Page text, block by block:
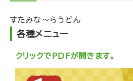
すたみな～らうどん
各種メニュー
クリックでPDFが開きます。